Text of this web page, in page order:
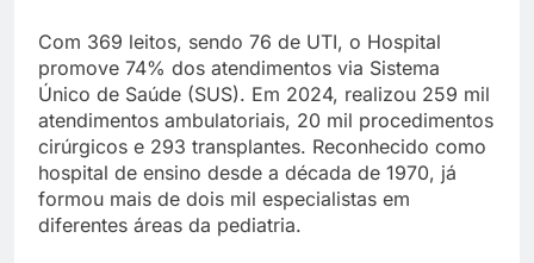
Com 369 leitos, sendo 76 de UTI, o Hospital
promove 74% dos atendimentos via Sistema
Único de Saúde (SUS). Em 2024, realizou 259 mil
atendimentos ambulatoriais, 20 mil procedimentos
cirúrgicos e 293 transplantes. Reconhecido como
hospital de ensino desde a década de 1970, já
formou mais de dois mil especialistas em
diferentes áreas da pediatria.